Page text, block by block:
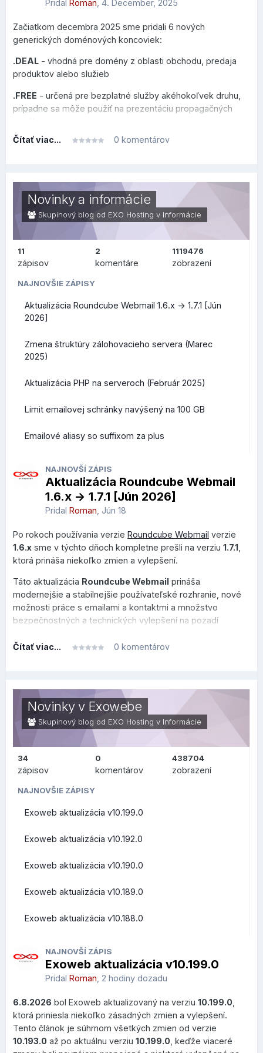
Pridal Roman 4. December, 2025
Začiatkom decembra 2025 sme pridali 6 nových
generických doménových koncoviek:
.DEAL - vhodná pre domény z oblasti obchodu, predaja
produktov alebo služieb
.FREE - určená pre bezplatné služby akéhokoľvek druhu,
prípadne sa môže použiť na prezentáciu propagačných
.HOT - venovaná novým trendom, hudbe, cestovaniu či
blogy alebo prezentácie vo francúzskom jazyku
.NOW - sila prítomnému okamihu na povzbudenie k
okamžitej akcii
platformy špecializované na turistické miesta alebo
podujatia
cenách, ich prehľad nájdete natejto stránke. Akciové ceny
platia na 1 rok registrácie domény, akcia trvá do 31. januára
Čítať viac... 0 komentárov
Novinky a informácie
Skupinový blog od EXO Hosting v Informácie
11
zápisov
2
komentáre
1119476
zobrazení
NAJNOVŠIE ZÁPISY
Aktualizácia Roundcube Webmail 1.6.x -> 1.7.1 [Jún
2026]
Zmena štruktúry zálohovacieho servera (Marec
2025)
Aktualizácia PHP na serveroch (Február 2025)
Limit emailovej schránky navýšený na 100 GB
Emailové aliasy so suffixom za plus
NAJNOVŠÍ ZÁPIS
Aktualizácia Roundcube Webmail
1.6.x -> 1.7.1 [Jún 2026]
Pridal Roman Jún 18
Po rokoch používania verzie Roundcube Webmail verzie
1.6.x sme v týchto dňoch kompletne prešli na verziu 1.7.1
ktorá prináša niekoľko zmien a vylepšení.
Táto aktualizácia Roundcube Webmail prináša
modernejšie a stabilnejšie používateľské rozhranie, nové
možnosti práce s emailami a kontaktmi a množstvo
bezpečnostných a technických vylepšení na pozadí
oblasti IT), v druhej sekcii je prehľad, čo sa zmenilo na
bežnej používateľskej úrovni.
ZMENY PRE
POUŽÍVATEĽOV (FRONT-
END)
Roundcube Webmail
V zozname správ pribudlo novéQuick Actions menu
ktoré sa zobrazí po prejdení kurzorom myši nad správou.
otvorenia emailu.
Čo to prináša?
menej kliknutí,
Čítať viac... 0 komentárov
Novinky v Exowebe
Skupinový blog od EXO Hosting v Informácie
34
zápisov
0
komentárov
438704
zobrazení
NAJNOVŠIE ZÁPISY
Exoweb aktualizácia v10.199.0
Exoweb aktualizácia v10.192.0
Exoweb aktualizácia v10.190.0
Exoweb aktualizácia v10.189.0
Exoweb aktualizácia v10.188.0
NAJNOVŠÍ ZÁPIS
Exoweb aktualizácia v10.199.0
Pridal Roman 2 hodiny dozadu
6.8.2026 bol Exoweb aktualizovaný na verziu 10.199.0
ktorá priniesla niekoľko zásadných zmien a vylepšení.
Tento článok je súhrnom všetkých zmien od verzie
10.193.0 až po aktuálnu verziu 10.199.0 , keďže viaceré